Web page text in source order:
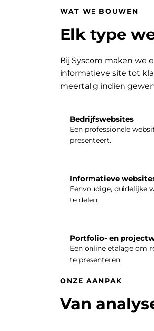
WAT WE BOUWEN
Elk type
Bij Syscom maken we
informatieve site tot
meertalig indien
Bedrijfswebsites
Een professionele
presenteert.
Informatieve
Eenvoudige, duidelijke
te delen.
Portfolio- en
Een online etalage om
te presenteren.
ONZE AANPAK
Van